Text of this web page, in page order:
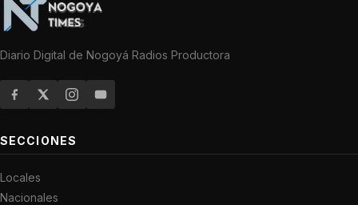
Diario Digital de Nogoyá Radios Productora
SECCIONES
Locales
Nacionales